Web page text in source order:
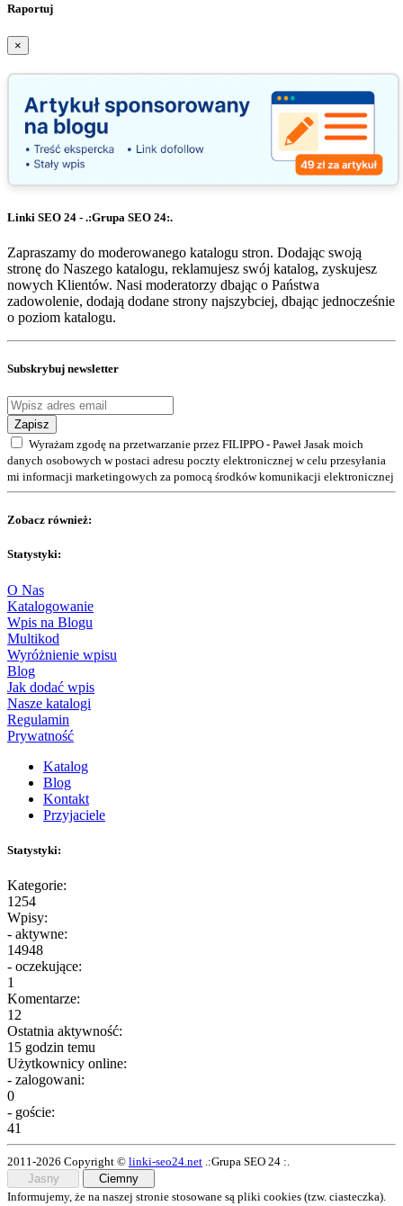
Raportuj
×
Linki SEO 24 - .:Grupa SEO 24:.
Zapraszamy do moderowanego katalogu stron. Dodając swoją
stronę do Naszego katalogu, reklamujesz swój katalog, zyskujesz
nowych Klientów. Nasi moderatorzy dbając o Państwa
zadowolenie, dodają dodane strony najszybciej, dbając jednocześnie
o poziom katalogu.
Subskrybuj newsletter
Zapisz
Wyrażam zgodę na przetwarzanie przez FILIPPO - Paweł Jasak moich
danych osobowych w postaci adresu poczty elektronicznej w celu przesyłania
mi informacji marketingowych za pomocą środków komunikacji elektronicznej
Zobacz również:
Statystyki:
O Nas
Katalogowanie
Wpis na Blogu
Multikod
Wyróżnienie wpisu
Blog
Jak dodać wpis
Nasze katalogi
Regulamin
Prywatność
Katalog
Blog
Kontakt
Przyjaciele
Statystyki:
Kategorie:
1254
Wpisy:
- aktywne:
14948
- oczekujące:
1
Komentarze:
12
Ostatnia aktywność:
15 godzin temu
Użytkownicy online:
- zalogowani:
0
- goście:
41
2011-2026 Copyright © linki-seo24.net .:Grupa SEO 24 :.
Jasny
Ciemny
Informujemy, że na naszej stronie stosowane są pliki cookies (tzw. ciasteczka).